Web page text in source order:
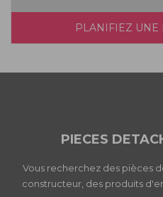
PLANIFIEZ UNE
PIECES
Vous recherchez des pièces
constructeur, des produits